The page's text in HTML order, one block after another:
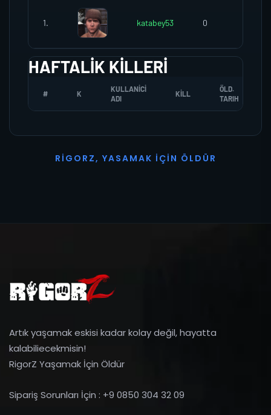
1. katabey53 0
HAFTALIK KILLERI
# K
KULLANICI
ADI
KILL
ÖLD.
TARIH
R I G O R Z, YASAMAK İ ÇI N Ö L D Ü R
Artık yaşamak eskisi kadar kolay değil, hayatta
kalabiliecekmisin!
RigorZ Yaşamak İçin Öldür
Sipariş Sorunları İçin : +9 0850 304 32 09